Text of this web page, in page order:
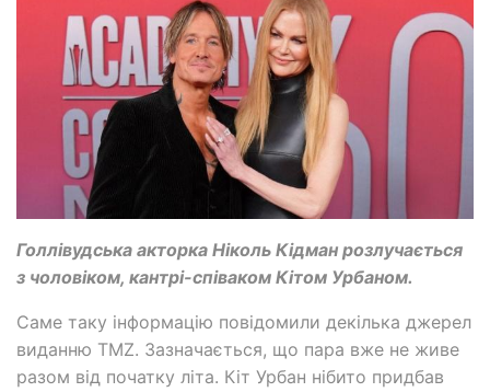
Голлівудська акторка Ніколь Кідман розлучається
з чоловіком, кантрі-співаком Кітом Урбаном.
Саме таку інформацію повідомили декілька джерел
виданню TMZ. Зазначається, що пара вже не живе
разом від початку літа. Кіт Урбан нібито придбав